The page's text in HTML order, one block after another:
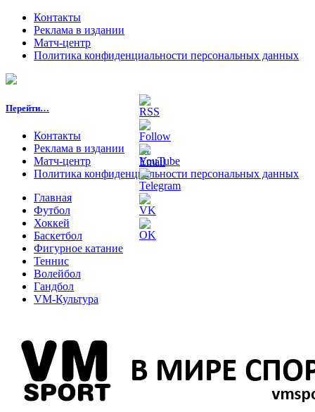
Контакты
Реклама в издании
Матч-центр
Политика конфиденциальности персональных данных
Перейти…
Контакты
Реклама в издании
Матч-центр
Политика конфиденциальности персональных данных
Главная
Футбол
Хоккей
Баскетбол
Фигурное катание
Теннис
Волейбол
Гандбол
VM-Культура